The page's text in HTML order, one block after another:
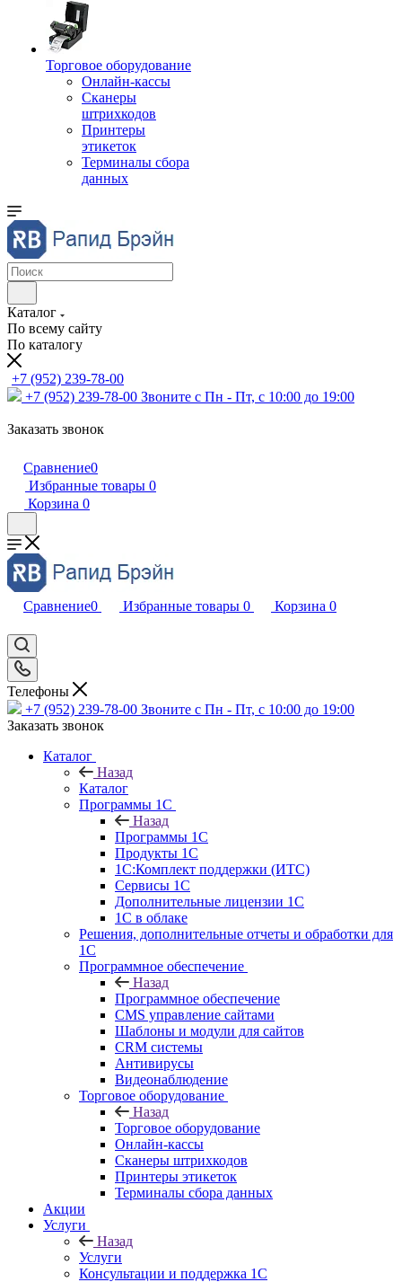
Торговое оборудование
Онлайн-кассы
Сканеры
штрихкодов
Принтеры
этикеток
Терминалы сбора
данных
Каталог
По всему сайту
По каталогу
+7 (952) 239-78-00
+7 (952) 239-78-00 Звоните с Пн - Пт, с 10:00 до 19:00
Заказать звонок
Сравнение0
Избранные товары 0
Корзина 0
Сравнение0 Избранные товары 0 Корзина 0
Телефоны
+7 (952) 239-78-00 Звоните с Пн - Пт, с 10:00 до 19:00
Заказать звонок
Каталог
Назад
Каталог
Программы 1С
Назад
Программы 1С
Продукты 1С
1С:Комплект поддержки (ИТС)
Сервисы 1С
Дополнительные лицензии 1С
1С в облаке
Решения, дополнительные отчеты и обработки для
1С
Программное обеспечение
Назад
Программное обеспечение
CMS управление сайтами
Шаблоны и модули для сайтов
CRM системы
Антивирусы
Видеонаблюдение
Торговое оборудование
Назад
Торговое оборудование
Онлайн-кассы
Сканеры штрихкодов
Принтеры этикеток
Терминалы сбора данных
Акции
Услуги
Назад
Услуги
Консультации и поддержка 1C